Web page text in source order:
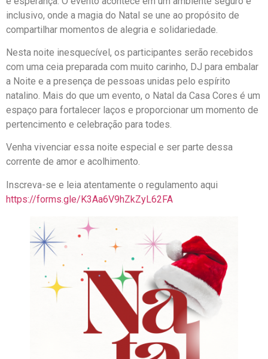
inclusivo, onde a magia do Natal se une ao propósito de
compartilhar momentos de alegria e solidariedade.
Nesta noite inesquecível, os participantes serão recebidos
com uma ceia preparada com muito carinho, DJ para embalar
a Noite e a presença de pessoas unidas pelo espírito
natalino. Mais do que um evento, o Natal da Casa Cores é um
espaço para fortalecer laços e proporcionar um momento de
pertencimento e celebração para todes.
Venha vivenciar essa noite especial e ser parte dessa
corrente de amor e acolhimento.
Inscreva-se e leia atentamente o regulamento aqui
https://forms.gle/K3Aa6V9hZkZyL62FA